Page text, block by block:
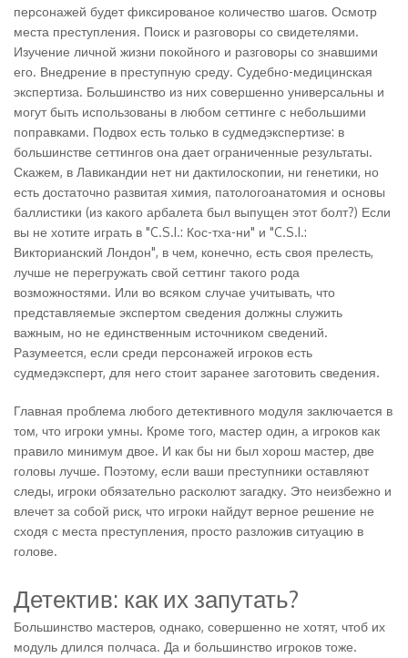
персонажей будет фиксированое количество шагов. Осмотр
места преступления. Поиск и разговоры со свидетелями.
Изучение личной жизни покойного и разговоры со знавшими
его. Внедрение в преступную среду. Судебно-медицинская
экспертиза. Большинство из них совершенно универсальны и
могут быть использованы в любом сеттинге с небольшими
поправками. Подвох есть только в судмедэкспертизе: в
большинстве сеттингов она дает ограниченные результаты.
Скажем, в Лавикандии нет ни дактилоскопии, ни генетики, но
есть достаточно развитая химия, патологоанатомия и основы
баллистики (из какого арбалета был выпущен этот болт?) Если
вы не хотите играть в "C.S.I.: Кос-тха-ни" и "C.S.I.:
Викторианский Лондон", в чем, конечно, есть своя прелесть,
лучше не перегружать свой сеттинг такого рода
возможностями. Или во всяком случае учитывать, что
представляемые экспертом сведения должны служить
важным, но не единственным источником сведений.
Разумеется, если среди персонажей игроков есть
судмедэксперт, для него стоит заранее заготовить сведения.
Главная проблема любого детективного модуля заключается в
том, что игроки умны. Кроме того, мастер один, а игроков как
правило минимум двое. И как бы ни был хорош мастер, две
головы лучше. Поэтому, если ваши преступники оставляют
следы, игроки обязательно расколют загадку. Это неизбежно и
влечет за собой риск, что игроки найдут верное решение не
сходя с места преступления, просто разложив ситуацию в
голове.
Детектив: как их запутать?
Большинство мастеров, однако, совершенно не хотят, чтоб их
модуль длился полчаса. Да и большинство игроков тоже.